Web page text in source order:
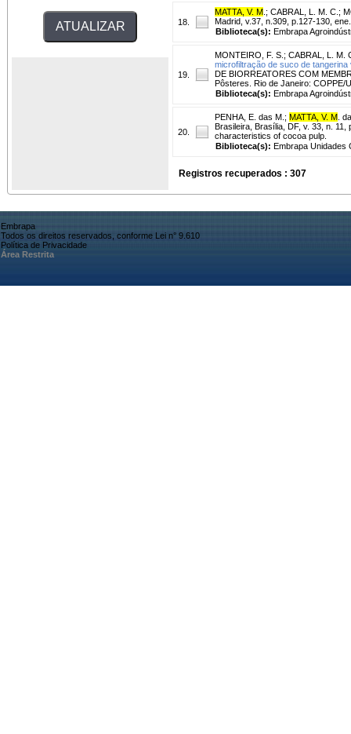
18.
MATTA, V. M ; CABRAL, L. M. C. ;
Madrid, v.37, n.309, p.127-130,
Biblioteca(s): Embrapa
19.
MONTEIRO, F. S. ; CABRAL, L. M.
microfiltração de suco de tangerina
DE BIORREATORES COM
Pôsteres. Rio de Janeiro: COPPE/
Biblioteca(s): Embrapa
20.
PENHA, E. das M. ; MATTA, V. M .
Brasileira, Brasília, DF, v. 33, n.
characteristics of cocoa pulp.
Biblioteca(s): Embrapa Unidades
Registros recuperados : 307
Embrapa
Todos os direitos reservados, conforme Lei n° 9.610
Política de Privacidade
Área Restrita